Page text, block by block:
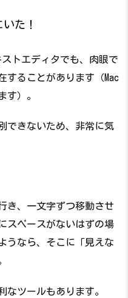
た！
トエディタでも、肉眼で
することがあります（Mac
す）。
できないため、非常に気
き、一文字ずつ移動させ
スペースがないはずの場
うなら、そこに「見えな
なツールもあります。